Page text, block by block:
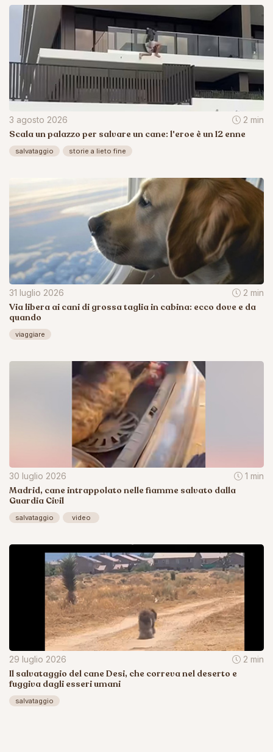
3 agosto 2026 2 min
Scala un palazzo per salvare un cane: l'eroe è un 12 enne
salvataggio storie a lieto fine
31 luglio 2026 2 min
Via libera ai cani di grossa taglia in cabina: ecco dove e da
quando
viaggiare
30 luglio 2026 1 min
Madrid, cane intrappolato nelle fiamme salvato dalla
Guardia Civil
salvataggio video
29 luglio 2026 2 min
Il salvataggio del cane Desi, che correva nel deserto e
fuggiva dagli esseri umani
salvataggio